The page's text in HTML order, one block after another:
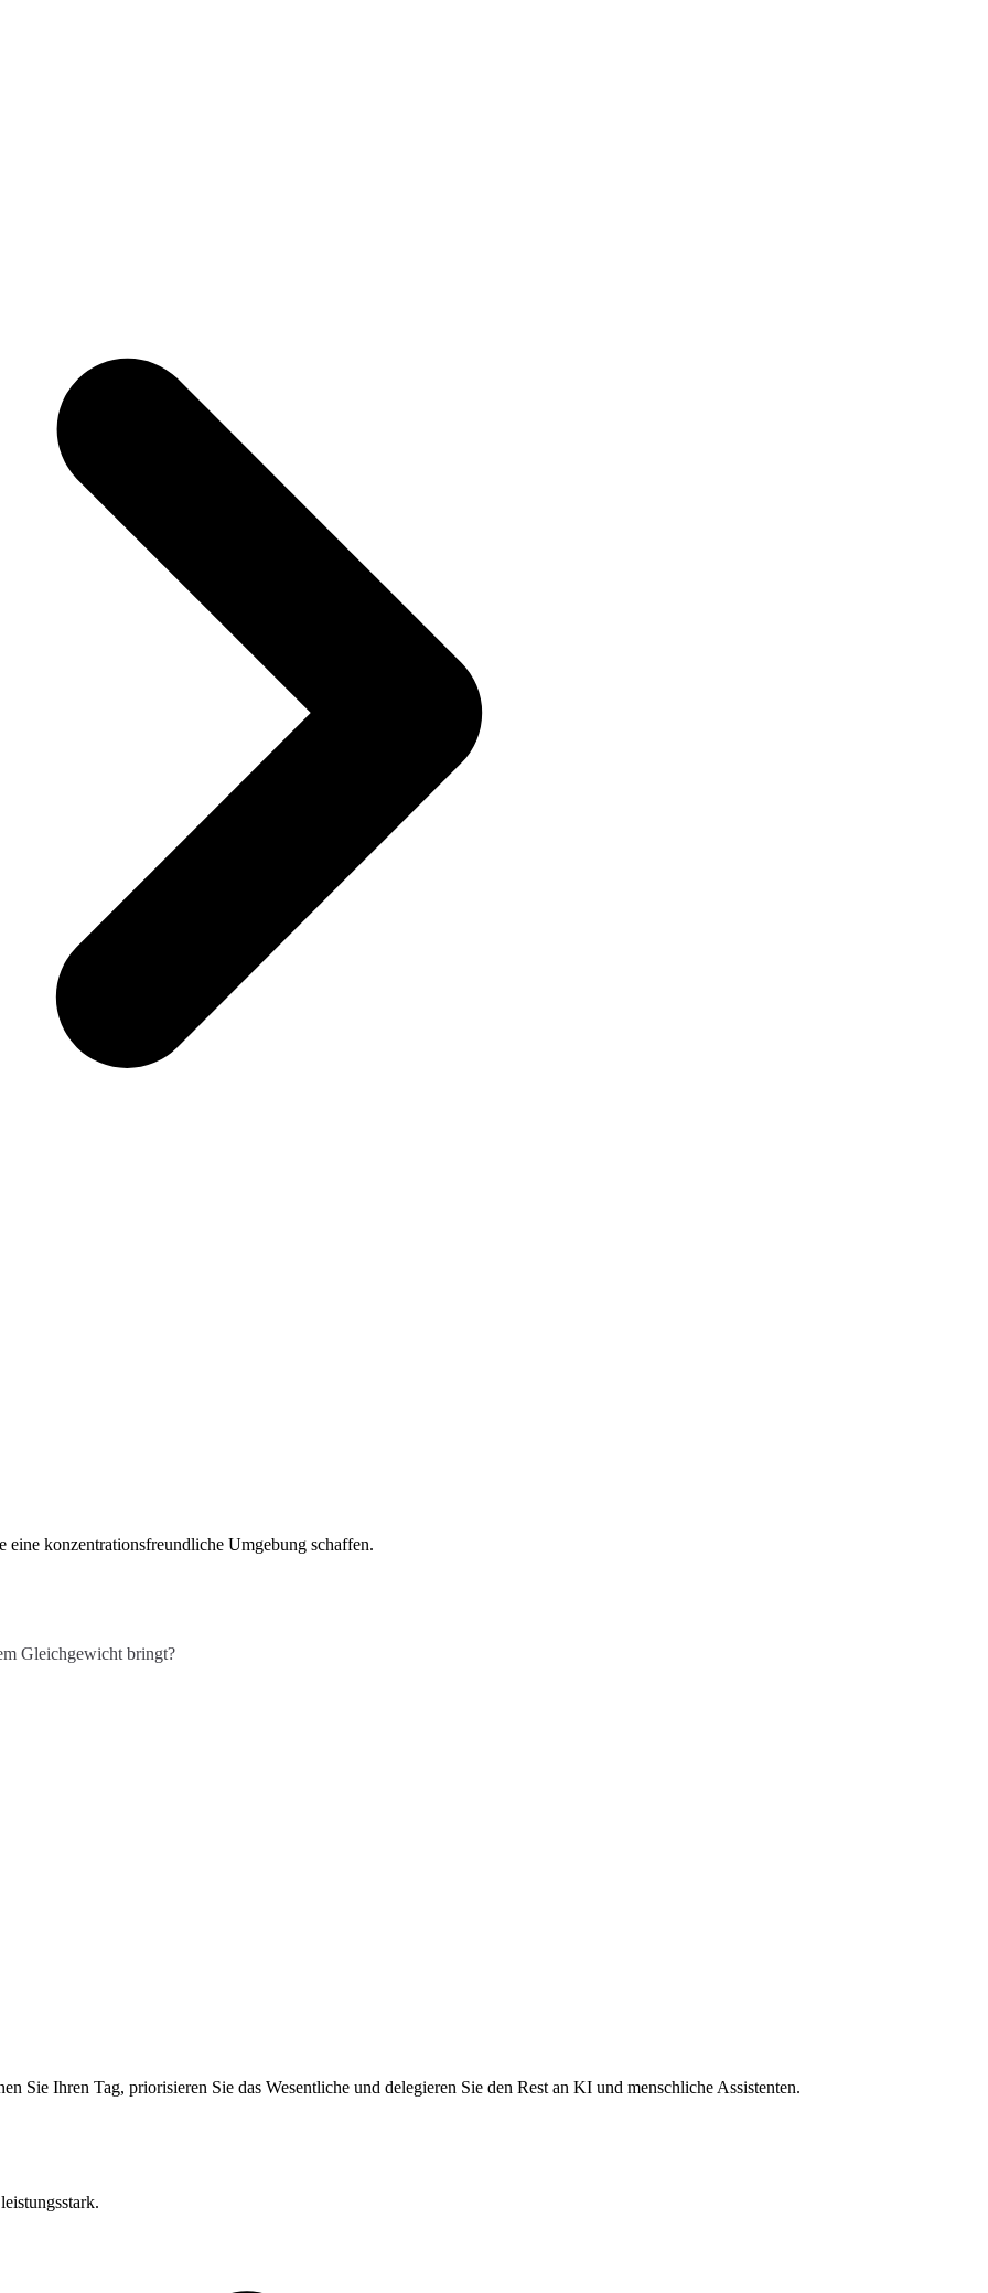
konzentrationsfreundliche Umgebung schaffen.
Gleichgewicht bringt?
Sie Ihren Tag, priorisieren Sie das Wesentliche und delegieren Sie den Rest an KI und menschliche Assistenten.